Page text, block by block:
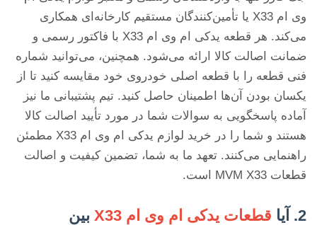
وی ام X33 یا تأمین‌کنندگان مستقیم کارخانه‌ای همکاری
می‌کند. هر قطعه یدکی ام وی ام X33 با فاکتور رسمی و
ضمانت اصالت کالا ارائه می‌شود. همچنین، می‌توانید شماره
فنی قطعه را با قطعه اصلی خودروی خود مقایسه کنید تا از
یکسان بودن آن‌ها اطمینان حاصل کنید. تیم پشتیبانی ما نیز
آماده پاسخگویی به سوالات شما در مورد تأیید اصالت کالا
هستند و شما را در خرید لوازم یدکی ام وی ام X33 مطمئن
راهنمایی می‌کنند. تعهد ما به شما، تضمین کیفیت و اصالت
قطعات MVM X33 است.
2. آیا قطعات یدکی ام وی ام X33
بین